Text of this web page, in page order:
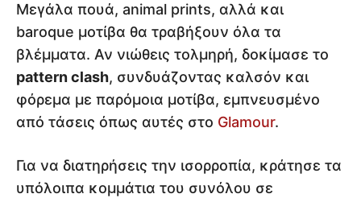
Μεγάλα πουά, animal prints, αλλά και
baroque μοτίβα θα τραβήξουν όλα τα
βλέμματα. Αν νιώθεις τολμηρή, δοκίμασε το
pattern clash, συνδυάζοντας καλσόν και
φόρεμα με παρόμοια μοτίβα, εμπνευσμένο
από τάσεις όπως αυτές στο Glamour.
Για να διατηρήσεις την ισορροπία, κράτησε τα
υπόλοιπα κομμάτια του συνόλου σε